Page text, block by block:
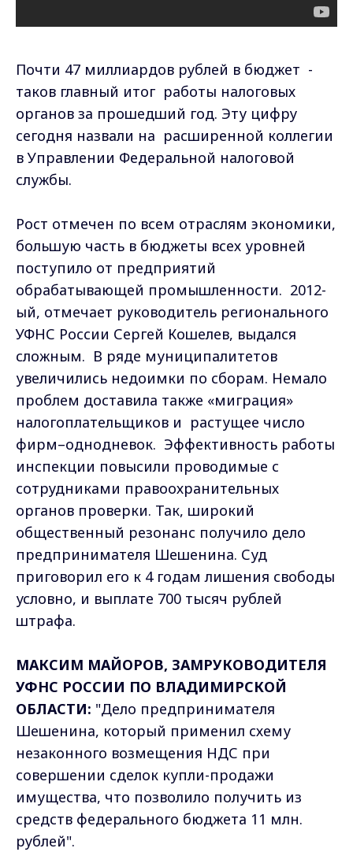
Почти 47 миллиардов рублей в бюджет -
таков главный итог работы налоговых
органов за прошедший год. Эту цифру
сегодня назвали на расширенной коллегии
в Управлении Федеральной налоговой
службы.
Рост отмечен по всем отраслям экономики,
большую часть в бюджеты всех уровней
поступило от предприятий
обрабатывающей промышленности. 2012-
ый, отмечает руководитель регионального
УФНС России Сергей Кошелев, выдался
сложным. В ряде муниципалитетов
увеличились недоимки по сборам. Немало
проблем доставила также «миграция»
налогоплательщиков и растущее число
фирм–однодневок. Эффективность работы
инспекции повысили проводимые с
сотрудниками правоохранительных
органов проверки. Так, широкий
общественный резонанс получило дело
предпринимателя Шешенина. Суд
приговорил его к 4 годам лишения свободы
условно, и выплате 700 тысяч рублей
штрафа.
МАКСИМ МАЙОРОВ, ЗАМРУКОВОДИТЕЛЯ
УФНС РОССИИ ПО ВЛАДИМИРСКОЙ
ОБЛАСТИ: "Дело предпринимателя
Шешенина, который применил схему
незаконного возмещения НДС при
совершении сделок купли-продажи
имущества, что позволило получить из
средств федерального бюджета 11 млн.
рублей".